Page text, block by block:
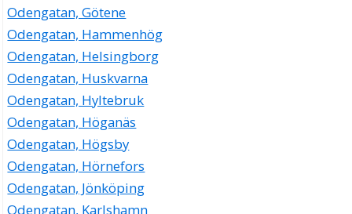
Odengatan, Götene
Odengatan, Hammenhög
Odengatan, Helsingborg
Odengatan, Huskvarna
Odengatan, Hyltebruk
Odengatan, Höganäs
Odengatan, Högsby
Odengatan, Hörnefors
Odengatan, Jönköping
Odengatan, Karlshamn